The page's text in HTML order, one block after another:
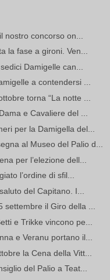
nostro concorso on...
la fase a gironi. Ven...
Damigelle can...
a contendersi ...
torna “La notte ...
e Cavaliere del ...
per la Damigella del...
al Museo del Palio d...
per l’elezione dell...
l’ordine di sfil...
del Capitano. I...
settembre il Giro della ...
e Trikke vincono pe...
e Veranu portano il...
la Cena della Vitt...
del Palio a Teat...